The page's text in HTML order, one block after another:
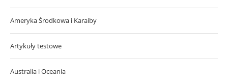
Ameryka Środkowa i Karaiby
Artykuły testowe
Australia i Oceania